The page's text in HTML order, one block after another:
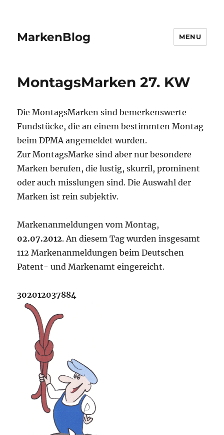
MarkenBlog MENU
MontagsMarken 27. KW
Die MontagsMarken sind bemerkenswerte
Fundstücke, die an einem bestimmten Montag
beim DPMA angemeldet wurden.
Zur MontagsMarke sind aber nur besondere
Marken berufen, die lustig, skurril, prominent
oder auch misslungen sind. Die Auswahl der
Marken ist rein subjektiv.
Markenanmeldungen vom Montag,
02.07.2012. An diesem Tag wurden insgesamt
112 Markenanmeldungen beim Deutschen
Patent- und Markenamt eingereicht.
302012037884